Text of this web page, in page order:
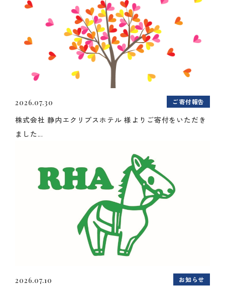
2026.07.30 ご寄付報告
株式会社 静内エクリプスホテル 様よりご寄付をいただき
ました...
2026.07.10 お知らせ